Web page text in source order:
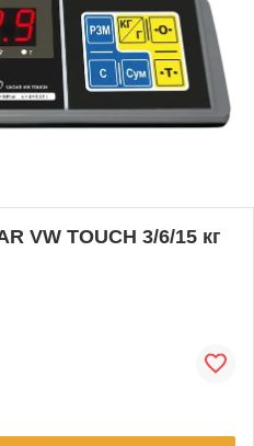
VW TOUCH 3/6/15 кг